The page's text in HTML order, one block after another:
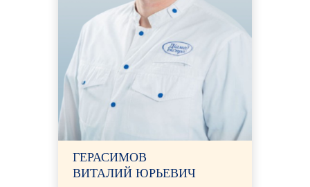
ГЕРАСИМОВ
ВИТАЛИЙ ЮРЬЕВИЧ